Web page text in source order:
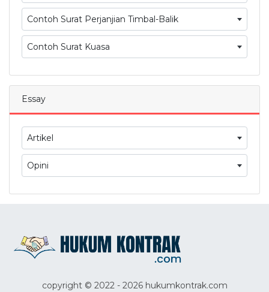
Contoh Surat Perjanjian Timbal-Balik
Contoh Surat Kuasa
Essay
Artikel
Opini
copyright © 2022 - 2026 hukumkontrak.com